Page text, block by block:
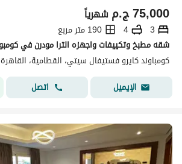
ج.م75,000 شهرياً
3
4
190 متر مربع
كومباوند كايرو فستيفال سيتي، القطامية، القاهرة
الإيميل
اتصل